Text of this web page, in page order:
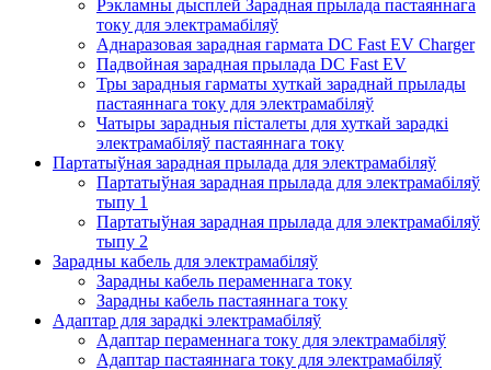
Рэкламны дысплей Зарадная прылада пастаяннага
току для электрамабіляў
Аднаразовая зарадная гармата DC Fast EV Charger
Падвойная зарадная прылада DC Fast EV
Тры зарадныя гарматы хуткай зараднай прылады
пастаяннага току для электрамабіляў
Чатыры зарадныя пісталеты для хуткай зарадкі
электрамабіляў пастаяннага току
Партатыўная зарадная прылада для электрамабіляў
Партатыўная зарадная прылада для электрамабіляў
тыпу 1
Партатыўная зарадная прылада для электрамабіляў
тыпу 2
Зарадны кабель для электрамабіляў
Зарадны кабель пераменнага току
Зарадны кабель пастаяннага току
Адаптар для зарадкі электрамабіляў
Адаптар пераменнага току для электрамабіляў
Адаптар пастаяннага току для электрамабіляў